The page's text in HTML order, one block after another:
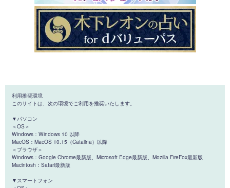
利用推奨環境
このサイトは、次の環境でご利用を推奨いたします。
▼パソコン
＜OS＞
Windows：Windows 10 以降
MacOS：MacOS 10.15（Catalina）以降
＜ブラウザ＞
Windows：Google Chrome最新版、Microsoft Edge最新版、Mozilla FireFox最新版
Macintosh：Safari最新版
▼スマートフォン